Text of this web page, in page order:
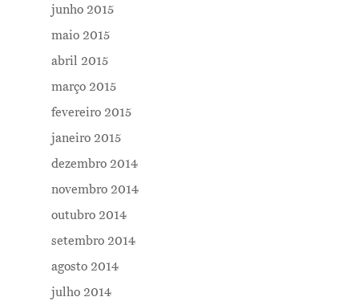
junho 2015
maio 2015
abril 2015
março 2015
fevereiro 2015
janeiro 2015
dezembro 2014
novembro 2014
outubro 2014
setembro 2014
agosto 2014
julho 2014